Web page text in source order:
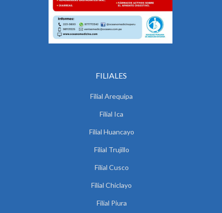
FILIALES
Filial Arequipa
Filial Ica
Filial Huancayo
Filial Trujillo
Filial Cusco
Filial Chiclayo
Filial Piura